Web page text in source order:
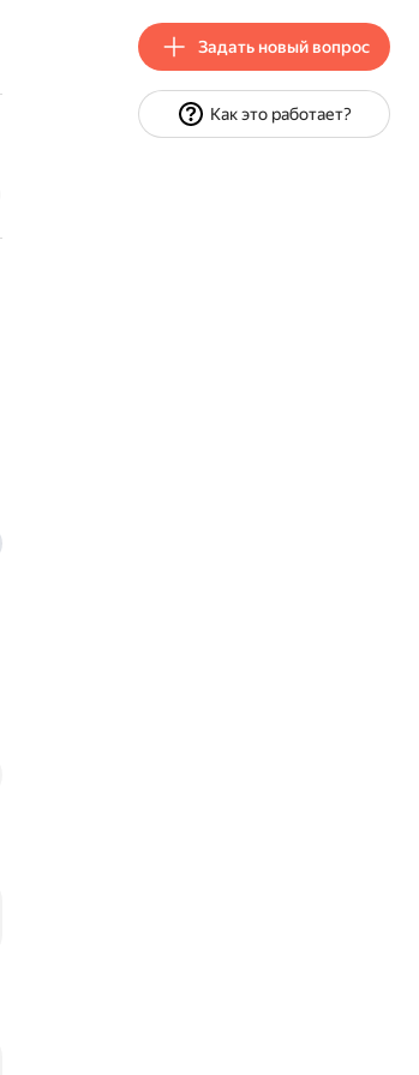
Задать новый вопрос
Как это работает?